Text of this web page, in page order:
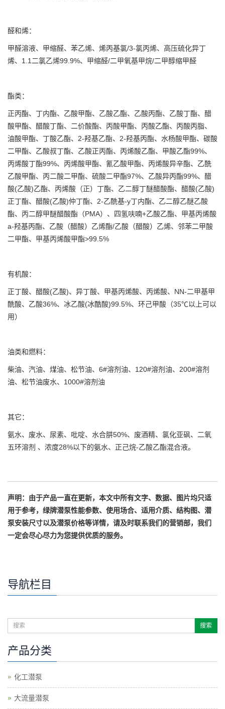
醛和烯：
甲醛溶液、甲缩醛、苯乙烯、烯丙基氯/3-氯丙烯、高压硫化异丁
烯、1.1二氯乙烯99.9%、甲缩醛/二甲氧基甲烷/二甲醇缩甲醛
酯类：
正丙酯、丁内酯、乙酸甲酯、乙酸乙酯、乙酸丙酯、乙酸丁酯、醋
酸甲酯、醋酸丁酯、二价酸酯、丙酸甲酯、丙酸乙酯、丙酸丙脂、
油酸甲酯、丁酸乙酯、2-羟基乙酯、2-羟基丙酯、水杨酸甲酯、碳酸
二甲酯、乙酸叔丁酯、乙酸正丙酯、丙烯酸乙酯、甲酸乙酯99%、
丙烯酸丁酯99%、丙烯酸甲酯、氰乙酸甲酯、丙烯酸异辛酯、乙酰
乙酸甲酯、丙二酸二甲酯、硫酸二甲酯97%、乙酸异丙酯99%、醋
酸(乙酸)乙酯、丙烯酸（正）丁酯、乙二醇丁醚醋酸酯、醋酸(乙酸)
正丁酯、醋酸(乙酸)仲丁酯、2-乙酰基-y丁内酯、乙二醇乙醚乙酸
酯、丙二醇甲醚醋酸酯（PMA）、四氢呋喃+乙酸乙酯、甲基丙烯酸
a-羟基丙酯、乙酸（醋酸）乙烯酯/乙酸（醋酸）乙烯、邻苯二甲酸
二甲酯、甲基丙烯酸甲酯>99.5%
有机酸：
正丁酸、醋酸(乙酸)、异丁酸、甲基丙烯酸、丙烯酸、NN-二甲基甲
酰酸、乙酸36%、冰乙酸(冰酷酸)99.5%、环己甲酸（35℃以上可以
用）
油类和燃料：
柴油、汽油、煤油、松节油、6#溶剂油、120#溶剂油、200#溶剂
油、松节油废水、1000#溶剂油
其它：
氨水、废水、尿素、吡啶、水合肼50%、废酒精、氯化亚砜、二氧
五环溶剂 、浓度28%以下的氨水、正己烷-乙酸乙酯混合液。
声明：由于产品一直在更新，本文中所有文字、数据、图片均只适
用于参考，绿牌潜泵性能参数、使用场合、适用介质、结构图、潜
泵安装尺寸以及潜泵价格等详情，请及时联系我们的营销部，我们
一定会尽心尽力为您提供优质的服务。
导航栏目
产品分类
化工潜泵
大流量潜泵